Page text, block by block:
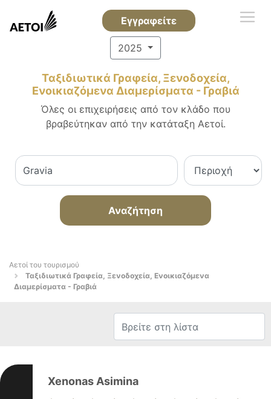
Εγγραφείτε
2025
Ταξιδιωτικά Γραφεία, Ξενοδοχεία,
Ενοικιαζόμενα Διαμερίσματα - Γραβιά
Όλες οι επιχειρήσεις από τον κλάδο που
βραβεύτηκαν από την κατάταξη Αετοί.
Αναζήτηση
Αετοί του τουρισμού
Ταξιδιωτικά Γραφεία, Ξενοδοχεία, Ενοικιαζόμενα
Διαμερίσματα - Γραβιά
Xenonas Asimina